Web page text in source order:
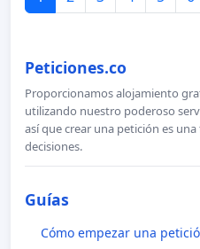
Peticiones.co
Proporcionamos alojamiento
utilizando nuestro poderoso
así que crear una petición es
decisiones.
Guías
Cómo empezar una